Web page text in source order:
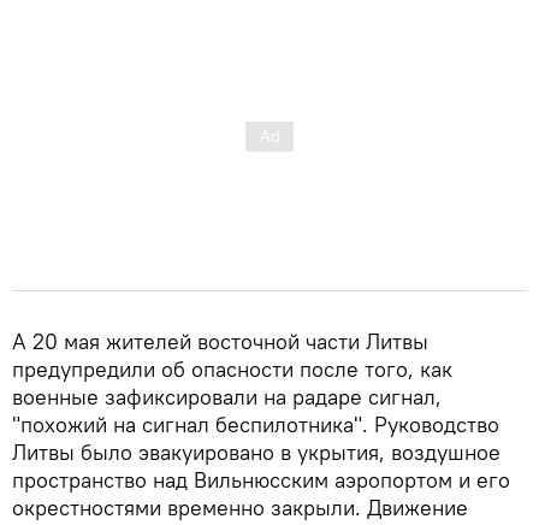
А 20 мая жителей восточной части Литвы
предупредили об опасности после того, как
военные зафиксировали на радаре сигнал,
"похожий на сигнал беспилотника". Руководство
Литвы было эвакуировано в укрытия, воздушное
пространство над Вильнюсским аэропортом и его
окрестностями временно закрыли. Движение